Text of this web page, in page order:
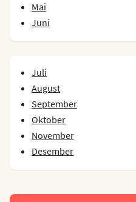
Mai
Juni
Juli
August
September
Oktober
November
Desember